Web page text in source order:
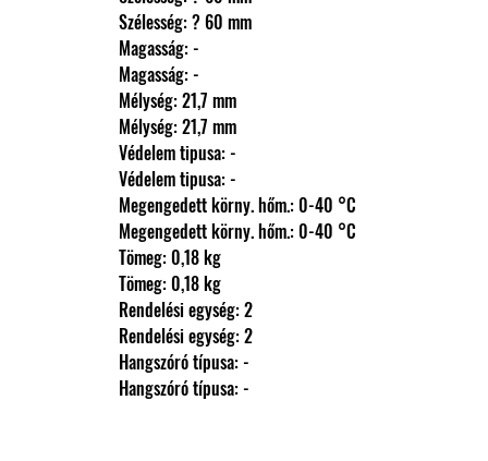
                Szélesség: ? 60 mm
                Magasság: -
                Magasság: -
                Mélység: 21,7 mm
                Mélység: 21,7 mm
                Védelem tipusa: -
                Védelem tipusa: -
                Megengedett körny. hőm.: 0-40 °C
                Megengedett körny. hőm.: 0-40 °C
                Tömeg: 0,18 kg
                Tömeg: 0,18 kg
                Rendelési egység: 2
                Rendelési egység: 2
                Hangszóró típusa: -
                Hangszóró típusa: -